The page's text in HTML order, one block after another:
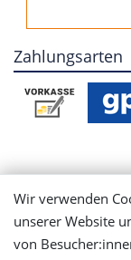
Zahlungsarten
Wir verwenden
unserer Website
von